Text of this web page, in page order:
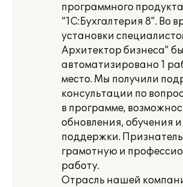
программного продукта
“1С:Бухгалтерия 8”. Во
установки
Архитектор бизнеса”
автоматизировано 1
место. Мы получили
консультации по
в программе,
обновления, обучения и
поддержки.
грамотную и
работу.
Отрасль нашей